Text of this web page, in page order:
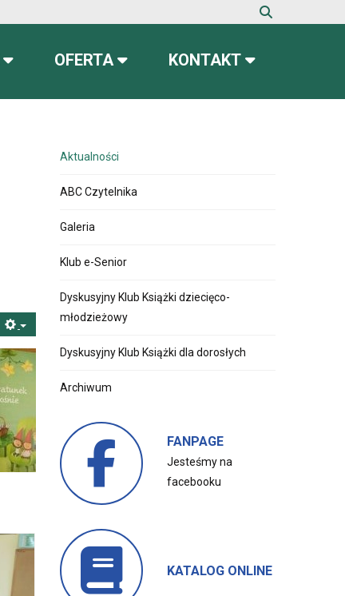
OFERTA KONTAKT
Aktualności
ABC Czytelnika
Galeria
Klub e-Senior
Dyskusyjny Klub Książki dziecięco-
młodzieżowy
Dyskusyjny Klub Książki dla dorosłych
Archiwum
FANPAGE
Jesteśmy na
facebooku
KATALOG ONLINE